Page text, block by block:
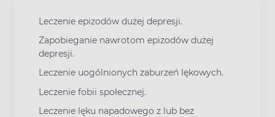
Leczenie epizodów dużej depresji.
Zapobieganie nawrotom epizodów dużej
depresji.
Leczenie uogólnionych zaburzeń lękowych.
Leczenie fobii społecznej.
Leczenie lęku napadowego z lub bez